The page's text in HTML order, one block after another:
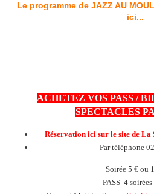
Le programme de JAZZ AU
ici...
ACHETEZ VOS PASS /
SPECTACLES
Réservation ici sur le site de La
Par téléphone
Soirée 5 € ou
PASS 4